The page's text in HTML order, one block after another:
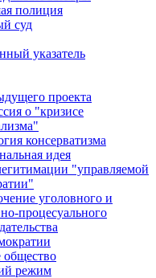
полиция
суд
указатель
проекта
о "кризисе
консерватизма
идея
"управляемой
уголовного и
процесуального
общество
режим